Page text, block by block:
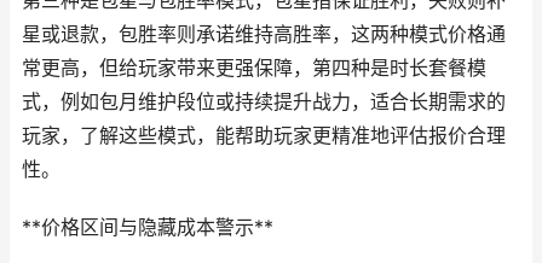
星或退款，包胜率则承诺维持高胜率，这两种模式价格通
常更高，但给玩家带来更强保障，第四种是时长套餐模
式，例如包月维护段位或持续提升战力，适合长期需求的
玩家，了解这些模式，能帮助玩家更精准地评估报价合理
性。
**价格区间与隐藏成本警示**